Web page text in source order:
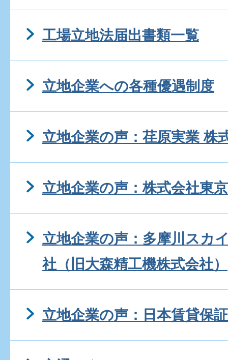
工場立地法届出書類一覧
立地企業への各種優遇制度
立地企業の声：荏原実業 株
立地企業の声：株式会社東
立地企業の声：多摩川スカ
社（旧大森精工機株式会社）
立地企業の声：日本賃貸保